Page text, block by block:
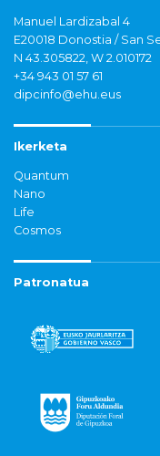
Manuel Lardizabal 4
E20018 Donostia / San
N 43.305822, W 2.010172
+34 943 01 57 61
dipcinfo@ehu.eus
Ikerketa
Quantum
Nano
Life
Cosmos
Patronatua